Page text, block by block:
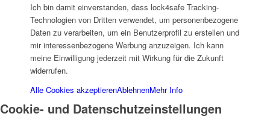
Menü
Ich bin damit einverstanden, dass lock4safe Tracking-
Technologien von Dritten verwendet, um personenbezogene
Daten zu verarbeiten, um ein Benutzerprofil zu erstellen und
mir interessenbezogene Werbung anzuzeigen. Ich kann
meine Einwilligung jederzeit mit Wirkung für die Zukunft
widerrufen.
Alle Cookies akzeptierenAblehnenMehr Info
Cookie- und Datenschutzeinstellungen